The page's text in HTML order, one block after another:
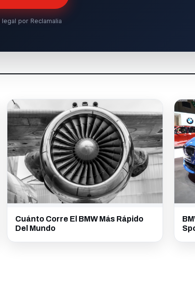
por Reclamalia
Cuánto Corre El BMW Más Rápido
Del Mundo